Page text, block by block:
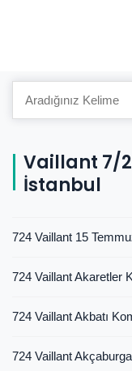
Vaillant 7/
İstanbul
724 Vaillant 15
724 Vaillant Akaretler
724 Vaillant Akbatı
724 Vaillant